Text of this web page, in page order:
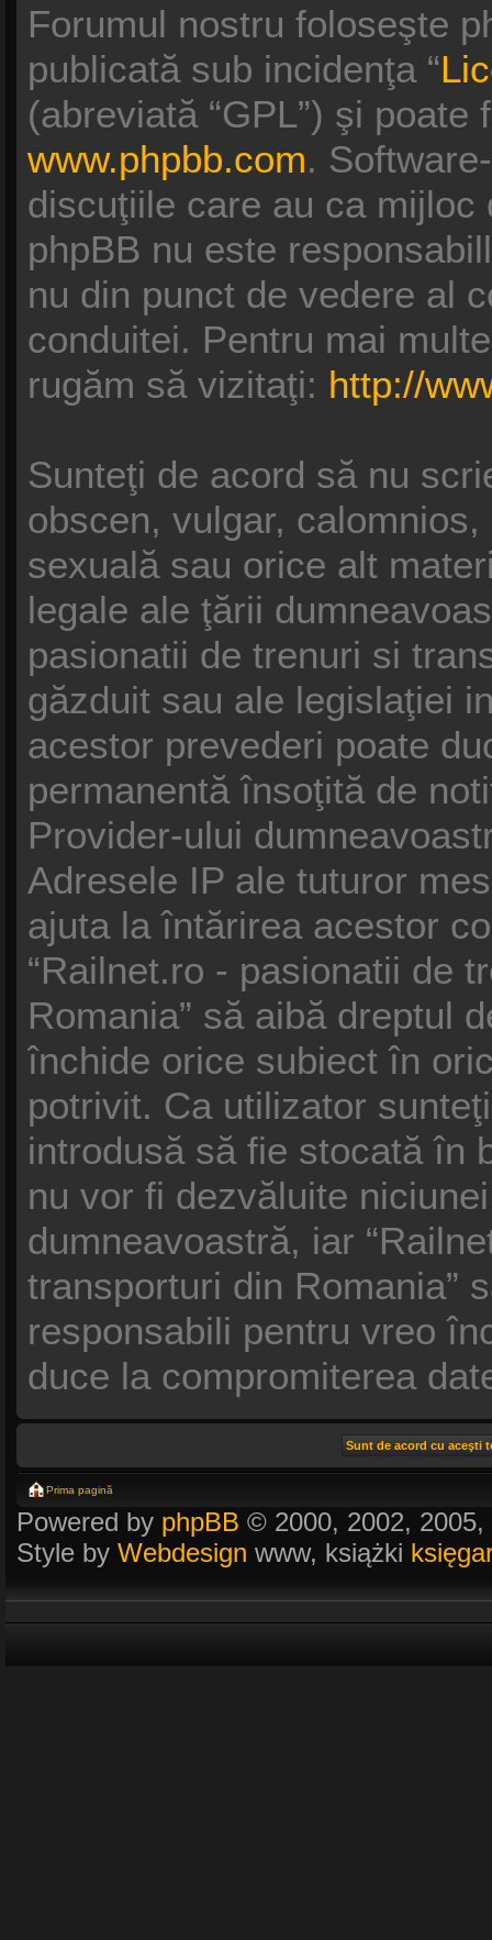
Forumul nostru foloseşte
publicată sub incidenţa “
(abreviată “GPL”) şi
www.phpbb.com.
discuţiile care au ca
phpBB nu este
nu din punct de vedere al
conduitei. Pentru mai
rugăm să vizitaţi: http://
Sunteţi de acord să nu
obscen, vulgar,
sexuală sau orice alt
legale ale ţării
pasionatii de trenuri si
găzduit sau ale legislaţiei
acestor prevederi poate
permanentă însoţită de
Provider-ului
Adresele IP ale tuturor
ajuta la întărirea acestor
“Railnet.ro - pasionatii de
Romania” să aibă dreptul
închide orice subiect în
potrivit. Ca utilizator
introdusă să fie stocată în
nu vor fi dezvăluite
dumneavoastră, iar
transporturi din Romania”
responsabili pentru vreo
duce la compromiterea
Prima pagină
Powered by phpBB © 2000, 2002,
Style by Webdesign www, książki